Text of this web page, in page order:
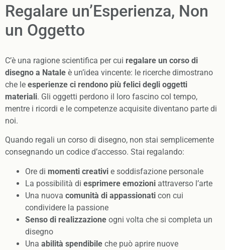
Regalare un’Esperienza, Non
un Oggetto
C’è una ragione scientifica per cui regalare un corso di
disegno a Natale è un’idea vincente: le ricerche dimostrano
che le esperienze ci rendono più felici degli oggetti
materiali. Gli oggetti perdono il loro fascino col tempo,
mentre i ricordi e le competenze acquisite diventano parte di
noi.
Quando regali un corso di disegno, non stai semplicemente
consegnando un codice d’accesso. Stai regalando:
Ore di momenti creativi e soddisfazione personale
La possibilità di esprimere emozioni attraverso l’arte
Una nuova comunità di appassionati con cui
condividere la passione
Senso di realizzazione ogni volta che si completa un
disegno
Una abilità spendibile che può aprire nuove